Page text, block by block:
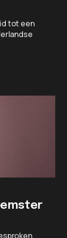
tot een